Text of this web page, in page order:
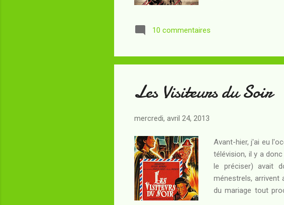
nécessaire), je me
Président des Etats-
10 commentaires
Les Visiteurs du Soir
mercredi, avril 24, 2013
Avant-hier, j'ai eu
télévision, il y a
le préciser) avait
ménestrels, arrivent
du mariage tout